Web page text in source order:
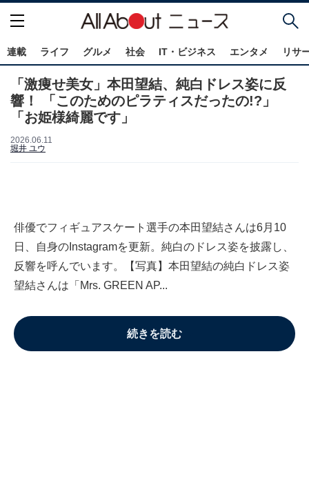
連載 ライフ グルメ 社会 IT・ビジネス エンタメ リサ
「激痩せ美女」本田望結、純白ドレス姿に反
響！ 「このためのピラティスだったの!?」
「お姫様綺麗です」
2026.06.11
堀井 ユウ
俳優でフィギュアスケート選手の本田望結さんは6月10
日、自身のInstagramを更新。純白のドレス姿を披露し、
反響を呼んでいます。【写真】本田望結の純白ドレス姿
望結さんは「Mrs. GREEN AP...
続きを読む